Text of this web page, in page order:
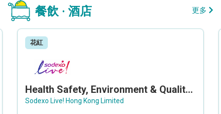
餐飲 · 酒店 更多
花紅
Health Safety, Environment & Quality Assurance Officer (Maternity cover – 5 months contract)
Sodexo Live! Hong Kong Limited